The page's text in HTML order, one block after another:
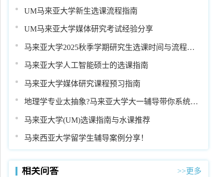
UM马来亚大学新生选课流程指南
UM马来亚大学媒体研究考试经验分享
马来亚大学2025秋季学期研究生选课时间与流程详
马来亚大学人工智能硕士的选课指南
马来亚大学媒体研究课程预习指南
地理学专业太抽象?马来亚大学大一辅导带你系统入
马来亚大学(UM)选课指南与水课推荐
马来西亚大学留学生辅导案例分享！
相关问答 >>更多